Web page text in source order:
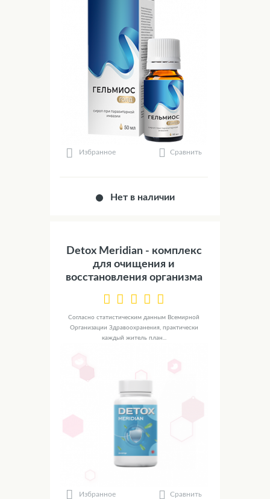
Избранное Сравнить
Нет в наличии
Detox Meridian - комплекс
для очищения и
восстановления организма
Согласно статистическим данным Всемирной
Организации Здравоохранения, практически
каждый житель план...
Избранное Сравнить